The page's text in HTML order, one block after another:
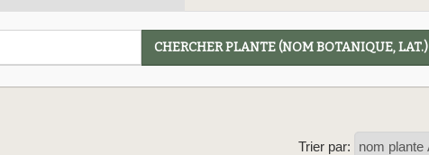
CHERCHER PLANTE (NOM BOTANIQUE, LAT.)
Trier par: